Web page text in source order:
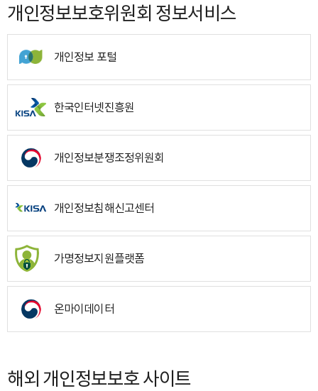
개인정보보호위원회 정보서비스
개인정보 포털
한국인터넷진흥원
개인정보분쟁조정위원회
개인정보침해신고센터
가명정보지원플랫폼
온마이데이터
해외 개인정보보호 사이트